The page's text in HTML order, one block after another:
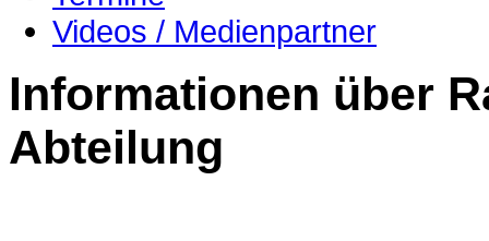
Videos / Medienpartner
Informationen über
Abteilung